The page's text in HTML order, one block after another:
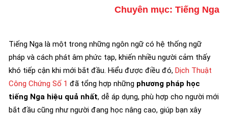
Chuyên mục: Tiếng Nga
Tiếng Nga là một trong những ngôn ngữ có hệ thống ngữ
pháp và cách phát âm phức tạp, khiến nhiều người cảm thấy
khó tiếp cận khi mới bắt đầu. Hiểu được điều đó, Dịch Thuật
Công Chứng Số 1 đã tổng hợp những phương pháp học
tiếng Nga hiệu quả nhất, dễ áp dụng, phù hợp cho người mới
bắt đầu cũng như người đang học nâng cao, giúp bạn xây